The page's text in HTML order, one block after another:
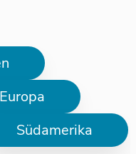
Europa
Südamerika